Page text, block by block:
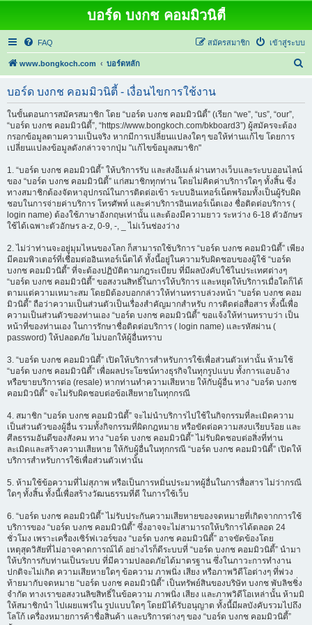
บอร์ด บงกช คอมมิวนิตี้
FAQ เข้าสู่ระบบ
สมัครสมาชิก
www.bongkoch.com บอร์ดหลัก
บอร์ด บงกช คอมมิวนิตี้ - เงื่อนไขการใช้งาน
ในขั้นตอนการสมัครสมาชิก โดย “บอร์ด บงกช คอมมิวนิตี้” (เรียก “we”, “us”, “our”,
“บอร์ด บงกช คอมมิวนิตี้”, “https://www.bongkoch.com/bkboard3”) ผู้สมัครจะต้อง
กรอกข้อมูลตามความเป็นจริง หากมีการเปลี่ยนแปลงใดๆ ขอให้ท่านแก้ไข โดยการ
เปลี่ยนแปลงข้อมูลดังกล่าวจากปุ่ม "แก้ไขข้อมูลสมาชิก"
1. “บอร์ด บงกช คอมมิวนิตี้” ให้บริการรับ และส่งอีเมล์ ผ่านทางเว็บและระบบออนไลน์
ของ “บอร์ด บงกช คอมมิวนิตี้” แก่สมาชิกทุกท่าน โดยไม่คิดค่าบริการใดๆ ทั้งสิ้น ซึ่ง
ทางสมาชิกต้องจัดหาอุปกรณ์ในการติดต่อเข้า ระบบอินเทอร์เน็ตพร้อมทั้งเป็นผู้รับผิด
ชอบในการจ่ายค่าบริการ โทรศัพท์ และค่าบริการอินเทอร์เน็ตเอง ชื่อติดต่อบริการ (
login name) ต้องใช้ภาษาอังกฤษเท่านั้น และต้องมีความยาว ระหว่าง 6-18 ตัวอักษร
ใช้ได้เฉพาะตัวอักษร a-z, 0-9, -, _ ไม่เว้นช่องว่าง
2. ไม่ว่าท่านจะอยู่มุมไหนของโลก ก็สามารถใช้บริการ “บอร์ด บงกช คอมมิวนิตี้” เพียง
มีคอมพิวเตอร์ที่เชื่อมต่ออินเทอร์เน็ตได้ ทั้งนี้อยู่ในความรับผิดชอบของผู้ใช้ “บอร์ด
บงกช คอมมิวนิตี้” ที่จะต้องปฏิบัติตามกฎระเบียบ ที่มีผลบังคับใช้ในประเทศต่างๆ
“บอร์ด บงกช คอมมิวนิตี้” ขอสงวนสิทธิ์ในการให้บริการ และหยุดให้บริการเมื่อใดก็ได้
ตามแต่ความเหมาะสม โดยมิต้องบอกกล่าวให้ท่านทราบล่วงหน้า “บอร์ด บงกช คอม
มิวนิตี้” ถือว่าความเป็นส่วนตัวเป็นเรื่องสำคัญมากสำหรับ การติดต่อสื่อสาร ทั้งนี้เพื่อ
ความเป็นส่วนตัวของท่านเอง “บอร์ด บงกช คอมมิวนิตี้” ขอแจ้งให้ท่านทราบว่า เป็น
หน้าที่ของท่านเอง ในการรักษาชื่อติดต่อบริการ ( login name) และรหัสผ่าน (
password) ให้ปลอดภัย ไม่บอกให้ผู้อื่นทราบ
3. “บอร์ด บงกช คอมมิวนิตี้” เปิดให้บริการสำหรับการใช้เพื่อส่วนตัวเท่านั้น ห้ามใช้
“บอร์ด บงกช คอมมิวนิตี้” เพื่อผลประโยชน์ทางธุรกิจในทุกรูปแบบ ทั้งการแอบอ้าง
หรือขายบริการต่อ (resale) หากท่านทำความเสียหาย ให้กับผู้อื่น ทาง “บอร์ด บงกช
คอมมิวนิตี้” จะไม่รับผิดชอบต่อข้อเสียหายในทุกกรณี
4. สมาชิก “บอร์ด บงกช คอมมิวนิตี้” จะไม่นำบริการไปใช้ในกิจกรรมที่ละเมิดความ
เป็นส่วนตัวของผู้อื่น รวมทั้งกิจกรรมที่ผิดกฎหมาย หรือขัดต่อความสงบเรียบร้อย และ
ศีลธรรมอันดีของสังคม ทาง “บอร์ด บงกช คอมมิวนิตี้” ไม่รับผิดชอบต่อสิ่งที่ท่าน
ละเมิดและสร้างความเสียหาย ให้กับผู้อื่นในทุกกรณี “บอร์ด บงกช คอมมิวนิตี้” เปิดให้
บริการสำหรับการใช้เพื่อส่วนตัวเท่านั้น
5. ห้ามใช้ข้อความที่ไม่สุภาพ หรือเป็นการหมิ่นประมาทผู้อื่นในการสื่อสาร ไม่ว่ากรณี
ใดๆ ทั้งสิ้น ทั้งนี้เพื่อสร้างวัฒนธรรมที่ดี ในการใช้เว็บ
6. “บอร์ด บงกช คอมมิวนิตี้” ไม่รับประกันความเสียหายของจดหมายที่เกิดจากการใช้
บริการของ “บอร์ด บงกช คอมมิวนิตี้” ซึ่งอาจจะไม่สามารถให้บริการได้ตลอด 24
ชั่วโมง เพราะเครื่องเซิร์ฟเวอร์ของ “บอร์ด บงกช คอมมิวนิตี้” อาจขัดข้องโดย
เหตุสุดวิสัยที่ไม่อาจคาดการณ์ได้ อย่างไรก็ดีระบบที่ “บอร์ด บงกช คอมมิวนิตี้” นำมา
ให้บริการกับท่านเป็นระบบ ที่มีความปลอดภัยได้มาตรฐาน ซึ่งในภาวะการทำงาน
ปกติจะไม่เกิด ความเสียหายใดๆ ข้อความ ภาพนิ่ง เสียง หรือภาพวิดีโอต่างๆ ที่พ่วง
ท้ายมากับจดหมาย “บอร์ด บงกช คอมมิวนิตี้” เป็นทรัพย์สินของบริษัท บงกช พับลิชชิ่ง
จำกัด ทางเราขอสงวนลิขสิทธิ์ในข้อความ ภาพนิ่ง เสียง และภาพวิดีโอเหล่านั้น ห้ามมิ
ให้สมาชิกนำ ไปเผยแพร่ใน รูปแบบใดๆ โดยมิได้รับอนุญาต ทั้งนี้มีผลบังคับรวมไปถึง
โลโก้ เครื่องหมายการค้าชื่อสินค้า และบริการต่างๆ ของ “บอร์ด บงกช คอมมิวนิตี้”